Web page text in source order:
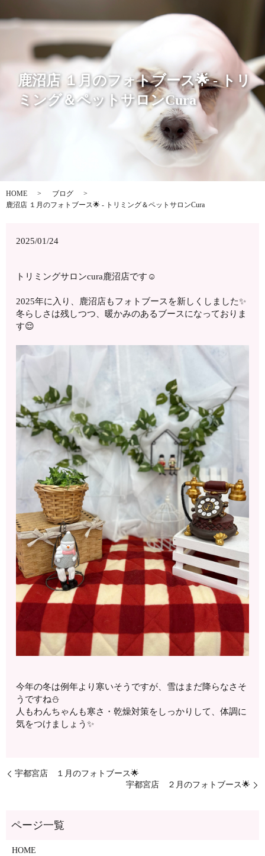
鹿沼店 １月のフォトブース🌟 - トリ
ミング＆ペットサロンCura
HOME
ブログ
鹿沼店 １月のフォトブース🌟 - トリミング＆ペットサロンCura
2025/01/24
トリミングサロンcura鹿沼店です☺️
2025年に入り、鹿沼店もフォトブースを新しくしました✨
冬らしさは残しつつ、暖かみのあるブースになっておりま
す😌
今年の冬は例年より寒いそうですが、雪はまだ降らなさそ
うですね⛄️
人もわんちゃんも寒さ・乾燥対策をしっかりして、体調に
気をつけましょう✨
宇都宮店 １月のフォトブース🌟
宇都宮店 ２月のフォトブース🌟
ページ一覧
HOME